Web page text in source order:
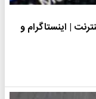
| اینستاگرام و